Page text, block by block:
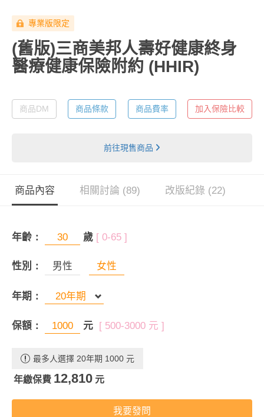
專業版限定
(舊版)三商美邦人壽好健康終身
醫療健康保險附約 (HHIR)
商品DM 商品條款 商品費率 加入保險比較
前往現售商品
商品內容 相關討論 (89) 改版紀錄 (22)
年齡： 歲 [ 0-65 ]
性別： 男性 女性
年期：
保額： 元 [ 500-3000 元 ]
最多人選擇 20年期 1000 元
年繳保費 12,810 元
我要發問